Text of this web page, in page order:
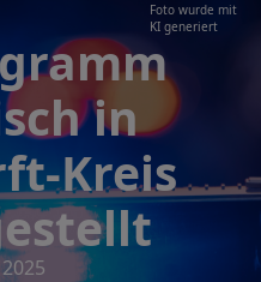
Foto wurde mit
KI generiert
in
Kreis